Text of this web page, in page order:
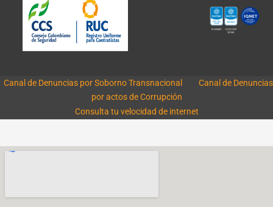
Canal de Denuncias por Soborno Transnacional
Canal de Denuncias
por actos de Corrupción
Consulta tu velocidad de internet